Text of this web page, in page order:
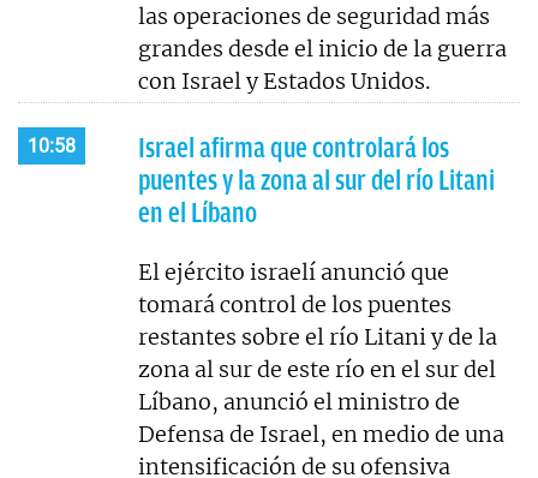
las operaciones de seguridad más
grandes desde el inicio de la guerra
con Israel y Estados Unidos.
10:58
Israel afirma que controlará los
puentes y la zona al sur del río Litani
en el Líbano
El ejército israelí anunció que
tomará control de los puentes
restantes sobre el río Litani y de la
zona al sur de este río en el sur del
Líbano, anunció el ministro de
Defensa de Israel, en medio de una
intensificación de su ofensiva